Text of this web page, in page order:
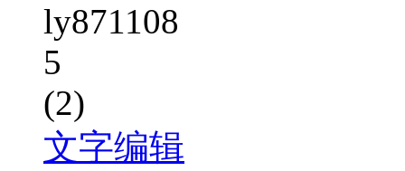
ly871108
5
(2)
文字编辑